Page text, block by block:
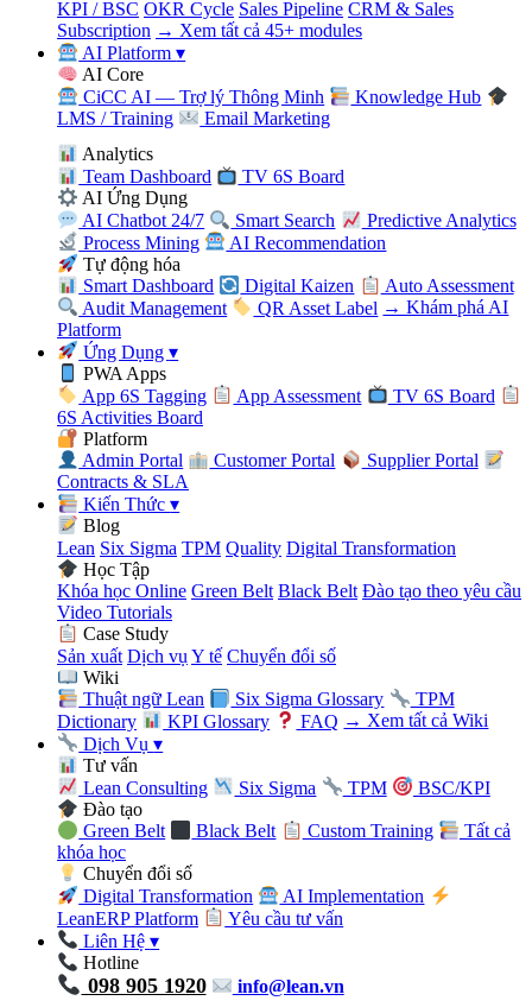
KPI / BSC OKR Cycle Sales Pipeline CRM & Sales
Subscription → Xem tất cả 45+ modules
AI Platform▾
AI Core
CiCC AI — Trợ lý Thông Minh
Knowledge Hub
LMS / Training
Email Marketing
Analytics
Team Dashboard
TV 6S Board
AI Ứng Dụng
AI Chatbot 24/7
Smart Search
Predictive Analytics
Process Mining
AI Recommendation
Tự động hóa
Smart Dashboard
Digital Kaizen
Auto Assessment
Audit Management
QR Asset Label → Khám phá AI
Platform
Ứng Dụng▾
PWA Apps
App 6S Tagging
App Assessment
TV 6S Board
6S Activities Board
Platform
Admin Portal
Customer Portal
Supplier Portal
Contracts & SLA
Kiến Thức▾
Blog
Lean Six Sigma TPM Quality Digital Transformation
Học Tập
Khóa học Online Green Belt Black Belt Đào tạo theo yêu cầu
Video Tutorials
Case Study
Sản xuất Dịch vụ Y tế Chuyển đổi số
Wiki
Thuật ngữ Lean
Six Sigma Glossary
TPM
Dictionary
KPI Glossary FAQ → Xem tất cả Wiki
Dịch Vụ▾
Tư vấn
Lean Consulting
Six Sigma TPM
BSC/KPI
Đào tạo
Green Belt
Black Belt Custom Training
Tất cả
khóa học
Chuyển đổi số
Digital Transformation
AI Implementation
LeanERP Platform
Yêu cầu tư vấn
Liên Hệ▾
Hotline
098 905 1920
info@lean.vn